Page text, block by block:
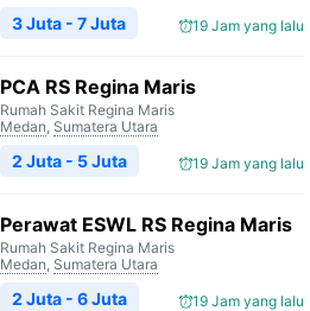
19 Jam yang lalu
3 Juta - 7 Juta
PCA RS Regina Maris
Rumah Sakit Regina Maris
Medan, Sumatera Utara
19 Jam yang lalu
2 Juta - 5 Juta
Perawat ESWL RS Regina Maris
Rumah Sakit Regina Maris
Medan, Sumatera Utara
19 Jam yang lalu
2 Juta - 6 Juta